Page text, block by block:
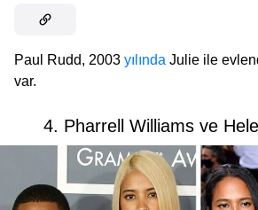
Paul Rudd, 2003 yılında Julie ile
var.
4. Pharrell Williams ve